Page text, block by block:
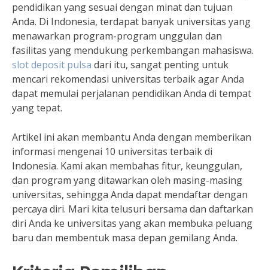
pendidikan yang sesuai dengan minat dan tujuan
Anda. Di Indonesia, terdapat banyak universitas yang
menawarkan program-program unggulan dan
fasilitas yang mendukung perkembangan mahasiswa.
slot deposit pulsa dari itu, sangat penting untuk
mencari rekomendasi universitas terbaik agar Anda
dapat memulai perjalanan pendidikan Anda di tempat
yang tepat.
Artikel ini akan membantu Anda dengan memberikan
informasi mengenai 10 universitas terbaik di
Indonesia. Kami akan membahas fitur, keunggulan,
dan program yang ditawarkan oleh masing-masing
universitas, sehingga Anda dapat mendaftar dengan
percaya diri. Mari kita telusuri bersama dan daftarkan
diri Anda ke universitas yang akan membuka peluang
baru dan membentuk masa depan gemilang Anda.